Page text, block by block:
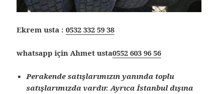
Ekrem usta :0532 332 59 38
whatsapp için Ahmet usta0552 603 96 56
Perakende satışlarımızın yanında toplu
satışlarımızda vardır. Ayrıca İstanbul dışına